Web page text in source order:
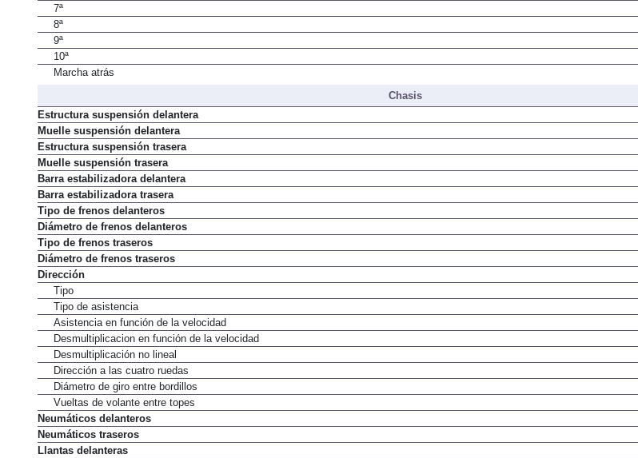
7ª
8ª
9ª
10ª
Marcha atrás
Chasis
Estructura suspensión delantera
Muelle suspensión delantera
Estructura suspensión trasera
Muelle suspensión trasera
Barra estabilizadora delantera
Barra estabilizadora trasera
Tipo de frenos delanteros
Diámetro de frenos delanteros
Tipo de frenos traseros
Diámetro de frenos traseros
Dirección
Tipo
Tipo de asistencia
Asistencia en función de la velocidad
Desmultiplicacion en función de la velocidad
Desmultiplicación no lineal
Dirección a las cuatro ruedas
Diámetro de giro entre bordillos
Vueltas de volante entre topes
Neumáticos delanteros
Neumáticos traseros
Llantas delanteras